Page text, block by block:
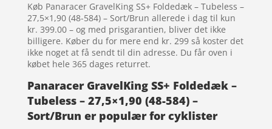
Køb Panaracer GravelKing SS+ Foldedæk – Tubeless –
27,5×1,90 (48-584) – Sort/Brun allerede i dag til kun
kr. 399.00 – og med prisgarantien, bliver det ikke
billigere. Køber du for mere end kr. 299 så koster det
ikke noget at få sendt til din adresse. Du får oven i
købet hele 365 dages returret.
Panaracer GravelKing SS+ Foldedæk –
Tubeless – 27,5×1,90 (48-584) –
Sort/Brun er populær for cyklister